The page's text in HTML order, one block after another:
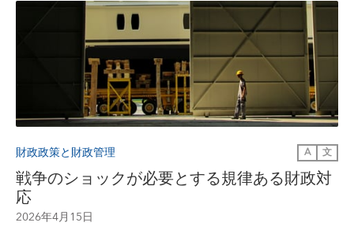
財政政策と財政管理 A 文
戦争のショックが必要とする規律ある財政対
応
2026年4月15日